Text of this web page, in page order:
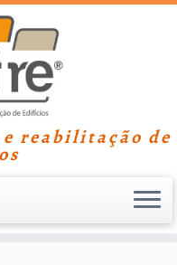
reabilitação de